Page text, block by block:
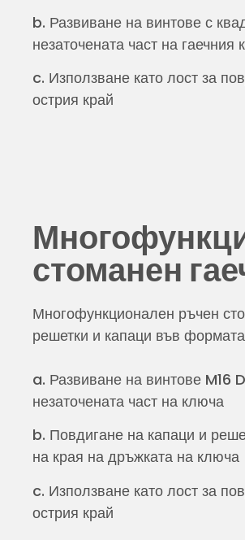
b. Развиване на винтове с
незаточената част на гаечния
c. Използване като лост за
острия край
стоманен
Многофункционален ръчен
решетки и капаци във
a. Развиване на винтове M16
незаточената част на ключа
b. Повдигане на капаци и
на края на дръжката на ключа
c. Използване като лост за
острия край